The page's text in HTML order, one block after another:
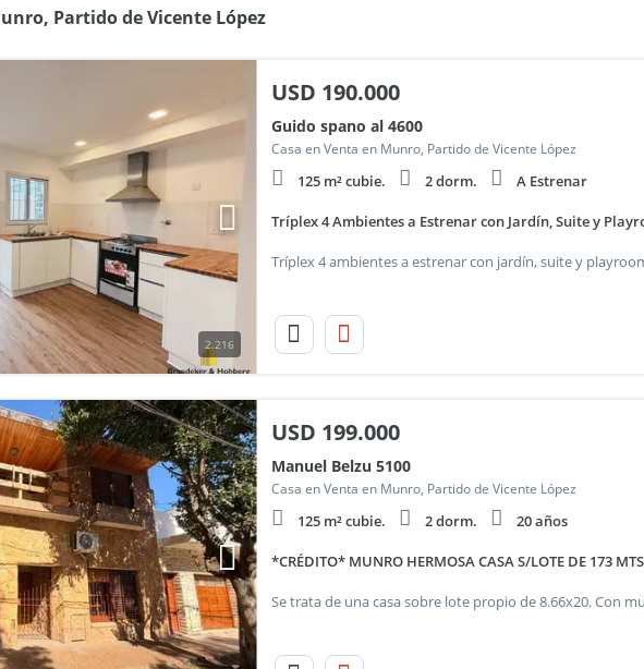
Partido de Vicente López
2.216
USD 190.000
Guido spano al 4600
Casa en Venta en Munro, Partido de Vicente López
125 m² cubie. 2 dorm. A Estrenar
Tríplex 4 Ambientes a Estrenar con Jardín, Suite y
USD 199.000
Manuel Belzu 5100
Casa en Venta en Munro, Partido de Vicente López
125 m² cubie. 2 dorm. 20 años
*CRÉDITO* MUNRO HERMOSA CASA S/LOTE DE 173